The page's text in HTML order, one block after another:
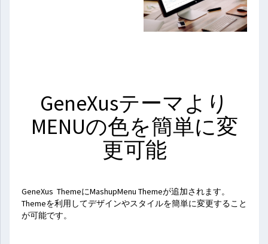
GeneXusテーマより
MENUの色を簡単に変
更可能
GeneXus ThemeにMashupMenu Themeが追加されます。
Themeを利用してデザインやスタイルを簡単に変更すること
が可能です。